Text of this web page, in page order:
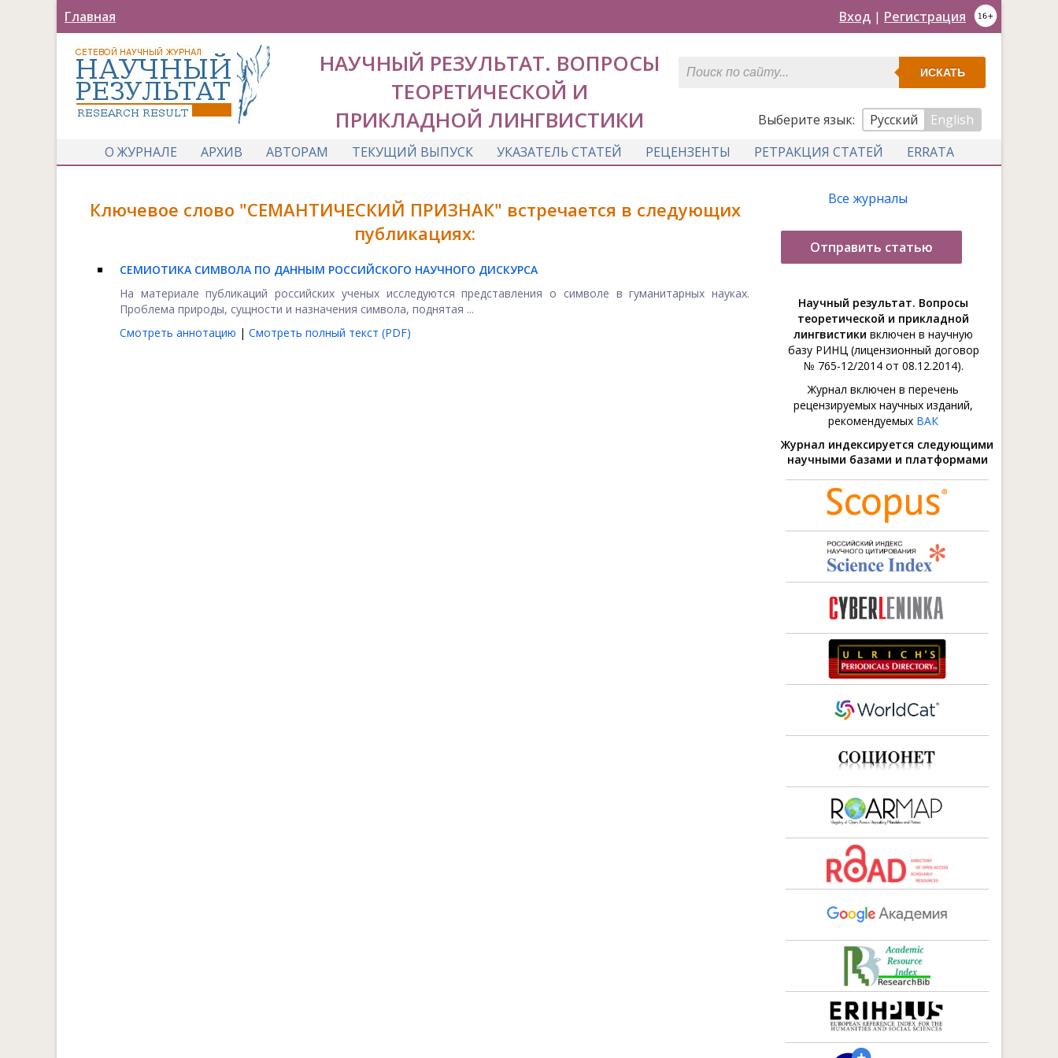
Главная Вход | Регистрация
НАУЧНЫЙ РЕЗУЛЬТАТ. ВОПРОСЫ
ТЕОРЕТИЧЕСКОЙ И
ПРИКЛАДНОЙ ЛИНГВИСТИКИ
ИСКАТЬ
Выберите язык: Русский
English
О ЖУРНАЛЕ
АРХИВ АВТОРАМ ТЕКУЩИЙ ВЫПУСК УКАЗАТЕЛЬ СТАТЕЙ РЕЦЕНЗЕНТЫ РЕТРАКЦИЯ СТАТЕЙ ERRATA
Ключевое слово "СЕМАНТИЧЕСКИЙ ПРИЗНАК" встречается в следующих
публикациях:
СЕМИОТИКА СИМВОЛА ПО ДАННЫМ РОССИЙСКОГО НАУЧНОГО ДИСКУРСА
На материале публикаций российских ученых исследуются представления о символе в гуманитарных науках.
Проблема природы, сущности и назначения символа, поднятая ...
Смотреть аннотацию | Смотреть полный текст (PDF)
Все журналы
Отправить статью
Научный результат. Вопросы
теоретической и прикладной
лингвистики включен в научную
базу РИНЦ (лицензионный договор
№ 765-12/2014 от 08.12.2014).
Журнал включен в перечень
рецензируемых научных изданий,
рекомендуемых ВАК
Журнал индексируется следующими
научными базами и платформами